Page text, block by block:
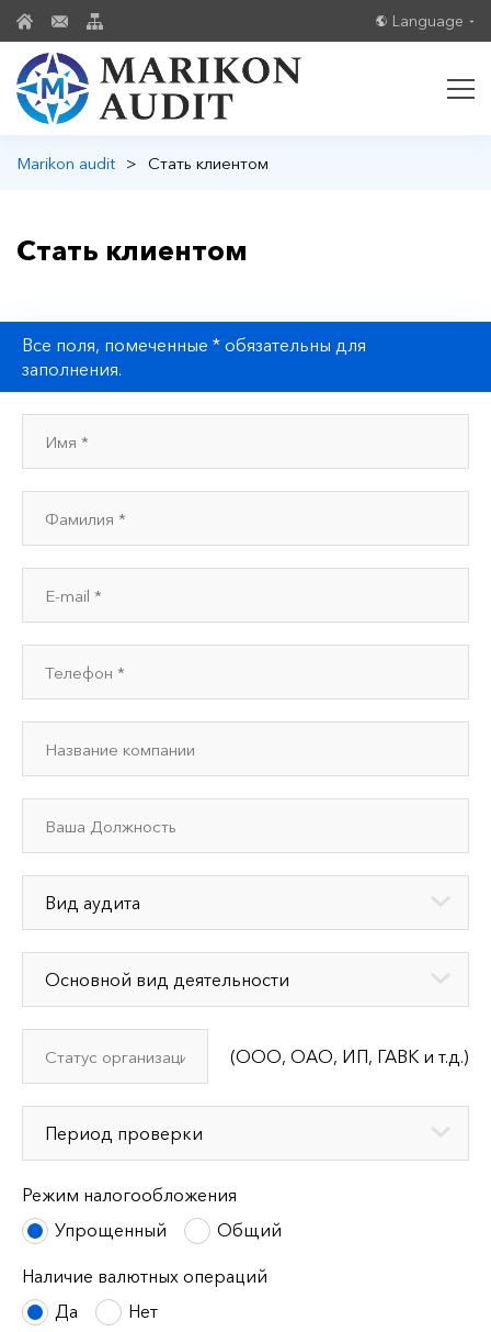
Language
Marikon audit > Стать клиентом
Стать клиентом
Все поля, помеченные * обязательны для
заполнения.
(ООО, ОАО, ИП, ГАВК и т.д.)
Режим налогообложения
Упрощенный
Общий
Наличие валютных операций
Да
Нет